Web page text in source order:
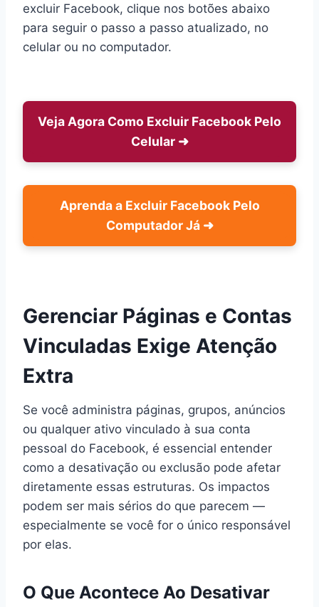
excluir Facebook, clique nos botões abaixo
para seguir o passo a passo atualizado, no
celular ou no computador.
Veja Agora Como Excluir Facebook Pelo
Celular ➜
Aprenda a Excluir Facebook Pelo
Computador Já ➜
Gerenciar Páginas e Contas
Vinculadas Exige Atenção
Extra
Se você administra páginas, grupos, anúncios
ou qualquer ativo vinculado à sua conta
pessoal do Facebook, é essencial entender
como a desativação ou exclusão pode afetar
diretamente essas estruturas. Os impactos
podem ser mais sérios do que parecem —
especialmente se você for o único responsável
por elas.
O Que Acontece Ao Desativar